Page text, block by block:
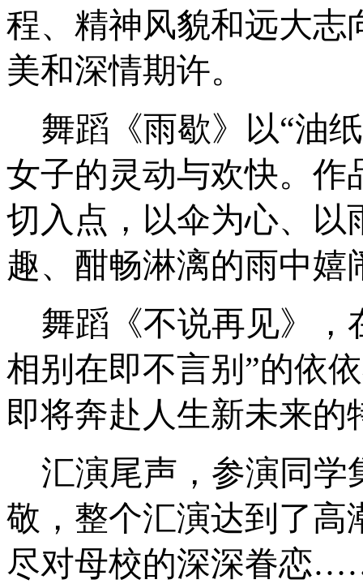
程、精神风貌和远大志
美和深情期许。
舞蹈《雨歇》以“油
女子的灵动与欢快。作
切入点，以伞为心、以
趣、酣畅淋漓的雨中嬉
舞蹈《不说再见》，
相别在即不言别”的依
即将奔赴人生新未来的
汇演尾声，参演同学
敬，整个汇演达到了高
尽对母校的深深眷恋